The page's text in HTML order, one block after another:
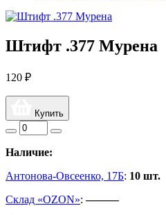
Штифт .377 Мурена
120 ₽
Купить
Наличие:
Антонова-Овсеенко, 17Б: 10 шт.
Склад «OZON»:———